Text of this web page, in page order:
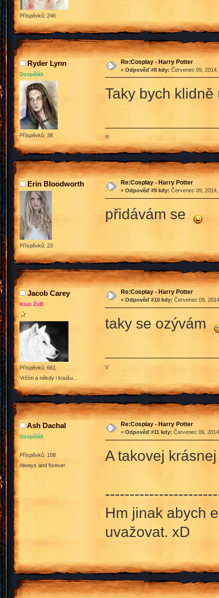
Příspěvků: 246
Ryder Lynn
Dospělák
Příspěvků: 38
Re:Cosplay - Harry Potter
« Odpověď #8 kdy: Červenec 09,
Taky bych
®
Erin Bloodworth
Příspěvků: 23
Re:Cosplay - Harry Potter
« Odpověď #9 kdy: Červenec 09,
přidávám se
Jacob Carey
Klub ŽvB
Příspěvků: 661
Vrčím a někdy i koušu...
Re:Cosplay - Harry Potter
« Odpověď #10 kdy: Červenec 09,
taky se ozývám
V
Ash Dachal
Dospělák
Příspěvků: 108
Always and forever
Re:Cosplay - Harry Potter
« Odpověď #11 kdy: Červenec 09,
A takovej
Hm jinak abych
uvažovat. xD